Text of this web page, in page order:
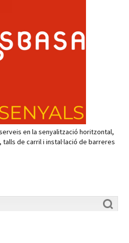
en la senyalització horitzontal,
de carril i instal·lació de barreres